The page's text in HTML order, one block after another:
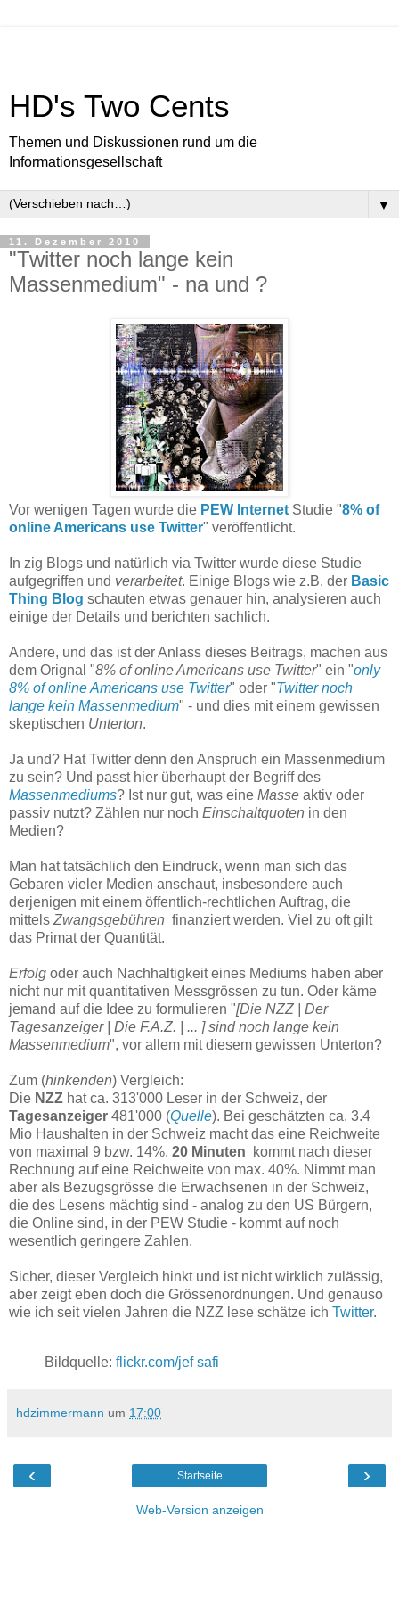
HD's Two Cents
Themen und Diskussionen rund um die
Informationsgesellschaft
▼
11. Dezember 2010
"Twitter noch lange kein
Massenmedium" - na und ?
Vor wenigen Tagen wurde die PEW Internet Studie "8% of
online Americans use Twitter" veröffentlicht.
In zig Blogs und natürlich via Twitter wurde diese Studie
aufgegriffen und verarbeitet. Einige Blogs wie z.B. der Basic
Thing Blog schauten etwas genauer hin, analysieren auch
einige der Details und berichten sachlich.
Andere, und das ist der Anlass dieses Beitrags, machen aus
dem Orignal "8% of online Americans use Twitter" ein "only
8% of online Americans use Twitter" oder "Twitter noch
lange kein Massenmedium" - und dies mit einem gewissen
skeptischen Unterton.
Ja und? Hat Twitter denn den Anspruch ein Massenmedium
zu sein? Und passt hier überhaupt der Begriff des
Massenmediums? Ist nur gut, was eine Masse aktiv oder
passiv nutzt? Zählen nur noch Einschaltquoten in den
Medien?
Man hat tatsächlich den Eindruck, wenn man sich das
Gebaren vieler Medien anschaut, insbesondere auch
derjenigen mit einem öffentlich-rechtlichen Auftrag, die
mittels Zwangsgebühren finanziert werden. Viel zu oft gilt
das Primat der Quantität.
Erfolg oder auch Nachhaltigkeit eines Mediums haben aber
nicht nur mit quantitativen Messgrössen zu tun. Oder käme
jemand auf die Idee zu formulieren "[Die NZZ | Der
Tagesanzeiger | Die F.A.Z. | ... ] sind noch lange kein
Massenmedium", vor allem mit diesem gewissen Unterton?
Zum (hinkenden) Vergleich:
Die NZZ hat ca. 313'000 Leser in der Schweiz, der
Tagesanzeiger 481'000 (Quelle). Bei geschätzten ca. 3.4
Mio Haushalten in der Schweiz macht das eine Reichweite
von maximal 9 bzw. 14%. 20 Minuten kommt nach dieser
Rechnung auf eine Reichweite von max. 40%. Nimmt man
aber als Bezugsgrösse die Erwachsenen in der Schweiz,
die des Lesens mächtig sind - analog zu den US Bürgern,
die Online sind, in der PEW Studie - kommt auf noch
wesentlich geringere Zahlen.
Sicher, dieser Vergleich hinkt und ist nicht wirklich zulässig,
aber zeigt eben doch die Grössenordnungen. Und genauso
wie ich seit vielen Jahren die NZZ lese schätze ich Twitter.
Bildquelle: flickr.com/jef safi
hdzimmermann um 17:00
‹ ›
Startseite
Web-Version anzeigen